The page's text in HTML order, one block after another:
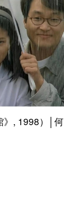
》, 1998）│